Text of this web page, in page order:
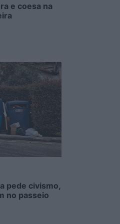
e coesa na
pede civismo,
no passeio